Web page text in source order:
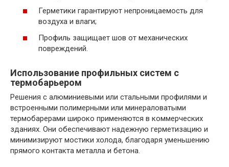
Герметики гарантируют непроницаемость для
воздуха и влаги;
Профиль защищает шов от механических
повреждений.
Использование профильных систем с
термобарьером
Решения с алюминиевыми или стальными профилями и
встроенными полимерными или минераловатыми
термобарерами широко применяются в коммерческих
зданиях. Они обеспечивают надежную герметизацию и
минимизируют мостики холода, благодаря уменьшению
прямого контакта металла и бетона.